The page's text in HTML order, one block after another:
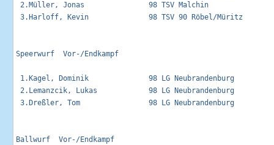
2.Müller, Jonas               98 TSV Malchin
3.Harloff, Kevin              98 TSV 90 Röbel/
Speerwurf  Vor-/Endkampf
1.Kagel, Dominik              98 LG Neubrandenburg
2.Lemanzcik, Lukas            98 LG Neubrandenburg
3.Dreßler, Tom                98 LG Neubrandenburg
Ballwurf  Vor-/